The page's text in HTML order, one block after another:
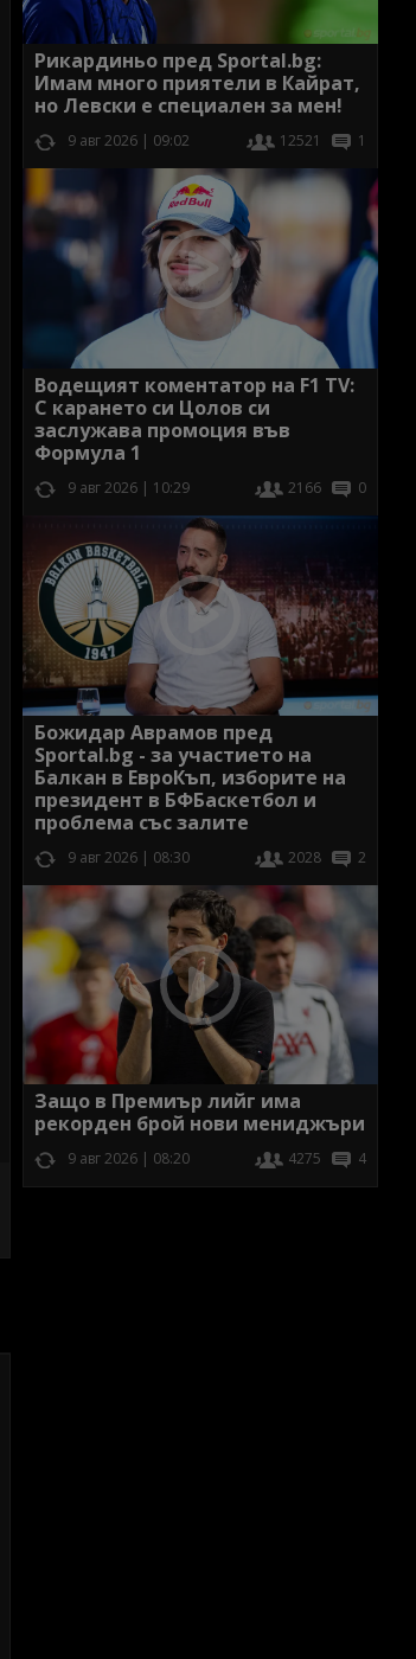
Рикардиньо пред Sportal.bg:
Имам много приятели в Кайрат,
но Левски е специален за мен!
9 авг 2026 | 09:02 12521 1
Водещият коментатор на F1 TV:
С карането си Цолов си
заслужава промоция във
Формула 1
9 авг 2026 | 10:29 2166 0
Божидар Аврамов пред
Sportal.bg - за участието на
Балкан в ЕвроКъп, изборите на
президент в БФБаскетбол и
проблема със залите
9 авг 2026 | 08:30 2028 2
Защо в Премиър лийг има
рекорден брой нови мениджъри
9 авг 2026 | 08:20 4275 4